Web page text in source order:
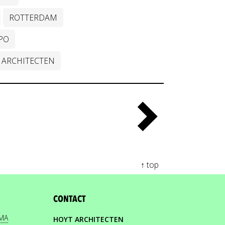
ROTTERDAM
ARCHITECTEN
↑ top
CONTACT
HOYT ARCHITECTEN